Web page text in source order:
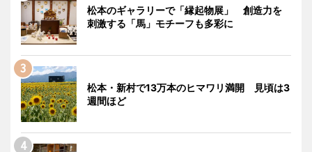
松本のギャラリーで「縁起物展」 創造力を
刺激する「馬」モチーフも多彩に
松本・新村で13万本のヒマワリ満開 見頃は3
週間ほど